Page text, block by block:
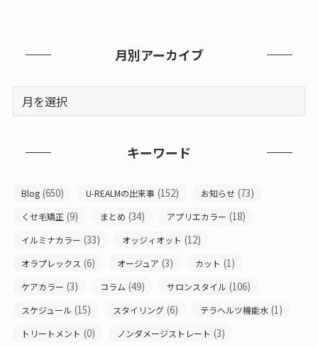
月別アーカイブ
キーワード
Blog (650) U-REALMの出来事 (152) お知らせ (73)
くせ毛矯正 (9) まとめ (34) アプリエカラー (18)
イルミナカラー (33) オッジィオット (12)
オラプレックス (6) オージュア (3) カット (1)
ケアカラー (3) コラム (49) サロンスタイル (106)
スケジュール (15) スタイリング (6) テラヘルツ機能水 (1)
トリートメント (0) ノンダメージストレート (3)